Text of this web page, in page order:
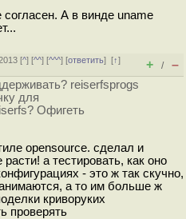
А в винде uname
[^] [^^] [^^^] [ответить][↑]
+ / –
reiserfsprogs
для
Офигеть
opensource. сделал и
а тестировать, как оно
- это ж так скучно,
а то им больше ж
криворуких
проверять